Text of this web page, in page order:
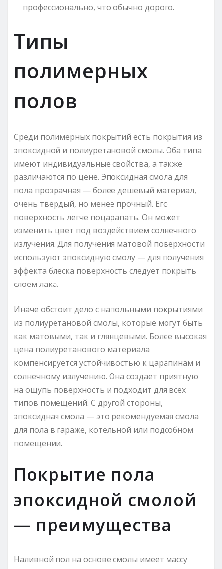
профессионально, что обычно дорого.
Типы
полимерных
полов
Среди полимерных покрытий есть покрытия из
эпоксидной и полиуретановой смолы. Оба типа
имеют индивидуальные свойства, а также
различаются по цене. Эпоксидная смола для
пола прозрачная — более дешевый материал,
очень твердый, но менее прочный. Его
поверхность легче поцарапать. Он может
изменить цвет под воздействием солнечного
излучения. Для получения матовой поверхности
используют эпоксидную смолу — для получения
эффекта блеска поверхность следует покрыть
слоем лака.
Иначе обстоит дело с напольными покрытиями
из полиуретановой смолы, которые могут быть
как матовыми, так и глянцевыми. Более высокая
цена полиуретанового материала
компенсируется устойчивостью к царапинам и
солнечному излучению. Она создает приятную
на ощупь поверхность и подходит для всех
типов помещений. С другой стороны,
эпоксидная смола — это рекомендуемая смола
для пола в гараже, котельной или подсобном
помещении.
Покрытие пола
эпоксидной смолой
— преимущества
Наливной пол на основе смолы имеет массу